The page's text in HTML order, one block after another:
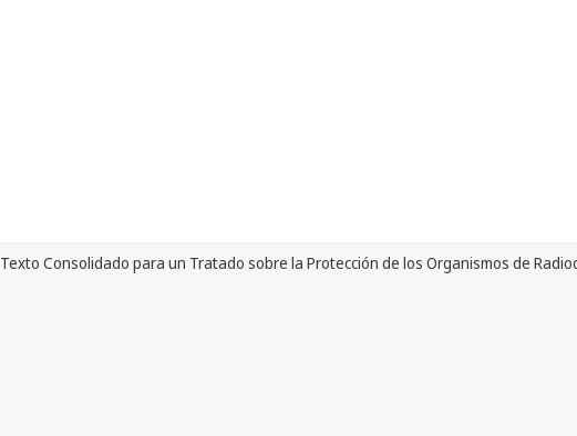
Texto Consolidado para un Tratado sobre la Protección de los Organismos de